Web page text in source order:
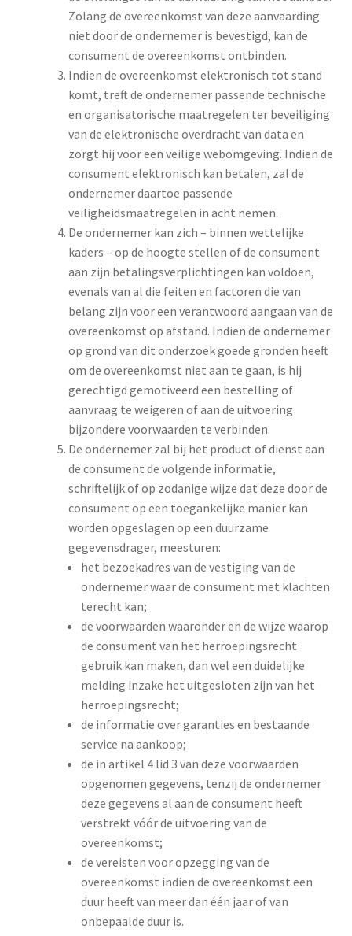
Zolang de overeenkomst van deze aanvaarding
niet door de ondernemer is bevestigd, kan de
consument de overeenkomst ontbinden.
Indien de overeenkomst elektronisch tot stand
komt, treft de ondernemer passende technische
en organisatorische maatregelen ter beveiliging
van de elektronische overdracht van data en
zorgt hij voor een veilige webomgeving. Indien de
consument elektronisch kan betalen, zal de
ondernemer daartoe passende
veiligheidsmaatregelen in acht nemen.
De ondernemer kan zich – binnen wettelijke
kaders – op de hoogte stellen of de consument
aan zijn betalingsverplichtingen kan voldoen,
evenals van al die feiten en factoren die van
belang zijn voor een verantwoord aangaan van de
overeenkomst op afstand. Indien de ondernemer
op grond van dit onderzoek goede gronden heeft
om de overeenkomst niet aan te gaan, is hij
gerechtigd gemotiveerd een bestelling of
aanvraag te weigeren of aan de uitvoering
bijzondere voorwaarden te verbinden.
De ondernemer zal bij het product of dienst aan
de consument de volgende informatie,
schriftelijk of op zodanige wijze dat deze door de
consument op een toegankelijke manier kan
worden opgeslagen op een duurzame
gegevensdrager, meesturen:
het bezoekadres van de vestiging van de
ondernemer waar de consument met klachten
terecht kan;
de voorwaarden waaronder en de wijze waarop
de consument van het herroepingsrecht
gebruik kan maken, dan wel een duidelijke
melding inzake het uitgesloten zijn van het
herroepingsrecht;
de informatie over garanties en bestaande
service na aankoop;
de in artikel 4 lid 3 van deze voorwaarden
opgenomen gegevens, tenzij de ondernemer
deze gegevens al aan de consument heeft
verstrekt vóór de uitvoering van de
overeenkomst;
de vereisten voor opzegging van de
overeenkomst indien de overeenkomst een
duur heeft van meer dan één jaar of van
onbepaalde duur is.